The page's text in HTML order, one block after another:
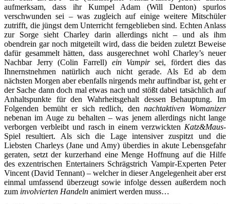
aufmerksam, dass ihr Kumpel Adam (Will Denton) spurlos
verschwunden sei – was zugleich auf einige weitere Mitschüler
zutrifft, die jüngst dem Unterricht ferngeblieben sind. Echten Anlass
zur Sorge sieht Charley darin allerdings nicht – und als ihm
obendrein gar noch mitgeteilt wird, dass die beiden zuletzt Beweise
dafür gesammelt hätten, dass ausgerechnet wohl Charley’s neuer
Nachbar Jerry (Colin Farrell) ein Vampirsei, fördert dies das
Ihnernstnehmen natürlich auch nicht gerade. Als Ed ab dem
nächsten Morgen aber ebenfalls nirgends mehr auffindbar ist, geht er
der Sache dann doch mal etwas nach und stößt dabei tatsächlich auf
Anhaltspunkte für den Wahrheitsgehalt dessen Behauptung. Im
Folgenden bemüht er sich redlich, dennachtaktiven Womanizer
nebenan im Auge zu behalten – was jenem allerdings nicht lange
verborgen verbleibt und rasch in einem verzwickten Katz&Maus-
Spiel resultiert. Als sich die Lage intensiver zuspitzt und die
Liebsten Charleys (Jane und Amy) überdies in akute Lebensgefahr
geraten, setzt der kurzerhand eine Menge Hoffnung auf die Hilfe
des exzentrischen Entertainers Schrägstrich Vampir-Experten Peter
Vincent (David Tennant) – welcher in dieser Angelegenheit aber erst
einmal umfassend überzeugt sowie infolge dessen außerdem noch
zum involvierten Handeln animiert werden muss…